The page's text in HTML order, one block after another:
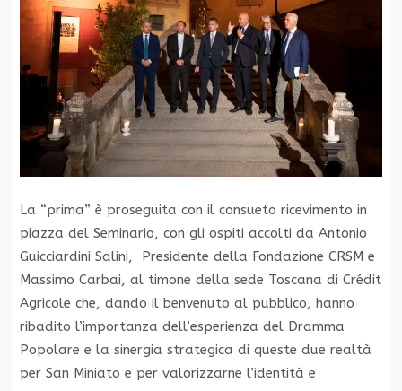
La “prima” è proseguita con il consueto ricevimento in
piazza del Seminario, con gli ospiti accolti da Antonio
Guicciardini Salini, Presidente della Fondazione CRSM e
Massimo Carbai, al timone della sede Toscana di Crédit
Agricole che, dando il benvenuto al pubblico, hanno
ribadito l’importanza dell’esperienza del Dramma
Popolare e la sinergia strategica di queste due realtà
per San Miniato e per valorizzarne l’identità e